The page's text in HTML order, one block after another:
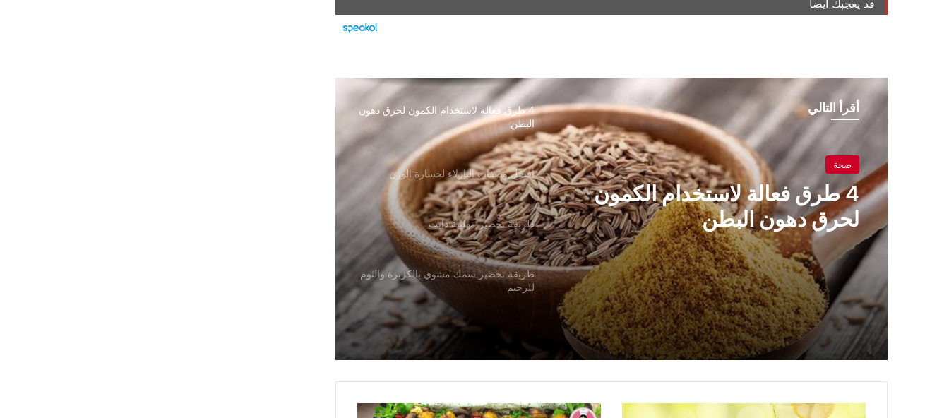
قد يعجبك ايضا
أقرأ التالي
صحة
4 طرق فعالة لاستخدام الكمون
لحرق دهون البطن
ريجيم
أفضل وصفات البازلاء لخسارة
الوزن
4 طرق فعالة لاستخدام الكمون لحرق دهون
البطن
أفضل وصفات البازلاء لخسارة الوزن
طريقة تحضير مهلبية دايت
طريقة تحضير سمك مشوي بالكزبرة والثوم
للرجيم
بالفيديو